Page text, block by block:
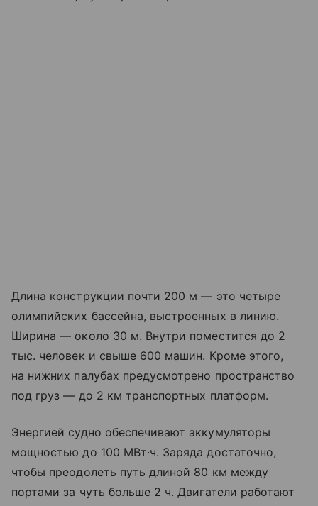
Длина конструкции почти 200 м — это четыре
олимпийских бассейна, выстроенных в линию.
Ширина — около 30 м. Внутри поместится до 2
тыс. человек и свыше 600 машин. Кроме этого,
на нижних палубах предусмотрено пространство
под груз — до 2 км транспортных платформ.
Энергией судно обеспечивают аккумуляторы
мощностью до 100 МВт·ч. Заряда достаточно,
чтобы преодолеть путь длиной 80 км между
портами за чуть больше 2 ч. Двигатели работают